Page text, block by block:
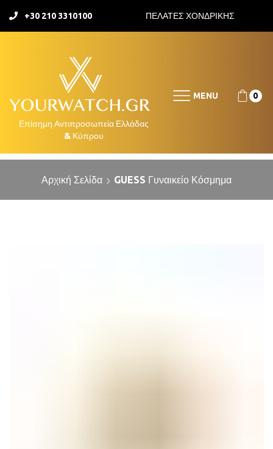
+30 210 3310100 ΠΕΛΑΤΕΣ ΧΟΝΔΡΙΚΗΣ
MENU 0
Αρχική Σελίδα GUESS Γυναικείο Κόσμημα